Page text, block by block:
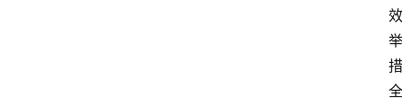
效
举
措
全